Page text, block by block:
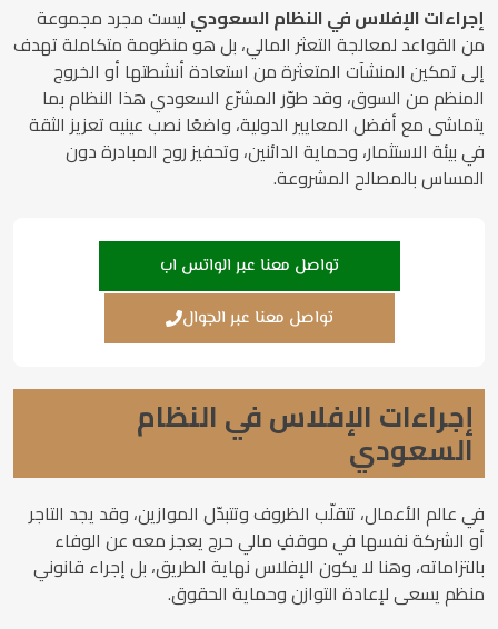
إجراءات الإفلاس في النظام السعودي ليست مجرد مجموعة
من القواعد لمعالجة التعثر المالي، بل هو منظومة متكاملة تهدف
إلى تمكين المنشآت المتعثرة من استعادة أنشطتها أو الخروج
المنظم من السوق، وقد طوّر المشرّع السعودي هذا النظام بما
يتماشى مع أفضل المعايير الدولية، واضعًا نصب عينيه تعزيز الثقة
في بيئة الاستثمار، وحماية الدائنين، وتحفيز روح المبادرة دون
المساس بالمصالح المشروعة.
تواصل معنا عبر الواتس اب
تواصل معنا عبر الجوال
إجراءات الإفلاس في النظام
السعودي
في عالم الأعمال، تتقلّب الظروف وتتبدّل الموازين، وقد يجد التاجر
أو الشركة نفسها في موقفٍ مالي حرج يعجز معه عن الوفاء
بالتزاماته، وهنا لا يكون الإفلاس نهاية الطريق، بل إجراء قانوني
منظم يسعى لإعادة التوازن وحماية الحقوق.